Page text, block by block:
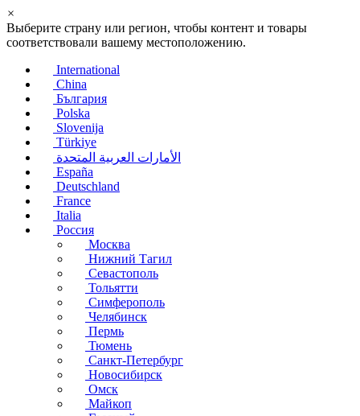
×
Выберите страну или регион, чтобы контент и товары
соответствовали вашему местоположению.
International
China
България
Polska
Slovenija
Türkiye
الأمارات العربية المتحدة
España
Deutschland
France
Italia
Россия
Москва
Нижний Тагил
Севастополь
Тольятти
Симферополь
Челябинск
Пермь
Тюмень
Санкт-Петербург
Новосибирск
Омск
Майкоп